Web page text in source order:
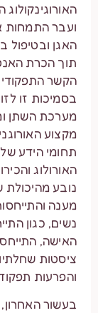
ועבר התמחות
האגן
תוך הכרת
הקשר
בסמיכות זו
מערכת השתן
מקצוע
תחומי הידע
האורולוג
נובע מהיכולת
מענה
נשים, כגון
האישה,
ציסטות
והפרעות
בעשור האחרון,